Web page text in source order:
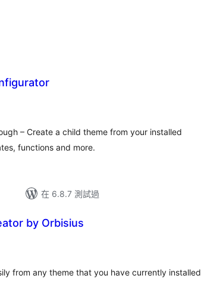
– Create a child theme from your installed
functions and more.
在 6.8.7 測試過
by Orbisius
from any theme that you have currently installed